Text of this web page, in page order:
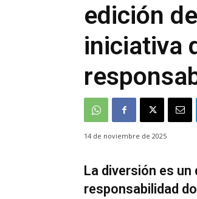
edición
iniciativa
14 de noviembre de 2025
La diversión es
responsabilidad